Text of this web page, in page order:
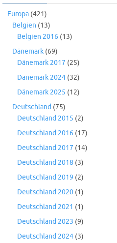
Europa (421)
Belgien (13)
Belgien 2016 (13)
Dänemark (69)
Dänemark 2017 (25)
Dänemark 2024 (32)
Dänemark 2025 (12)
Deutschland (75)
Deutschland 2015 (2)
Deutschland 2016 (17)
Deutschland 2017 (14)
Deutschland 2018 (3)
Deutschland 2019 (2)
Deutschland 2020 (1)
Deutschland 2021 (1)
Deutschland 2023 (9)
Deutschland 2024 (3)